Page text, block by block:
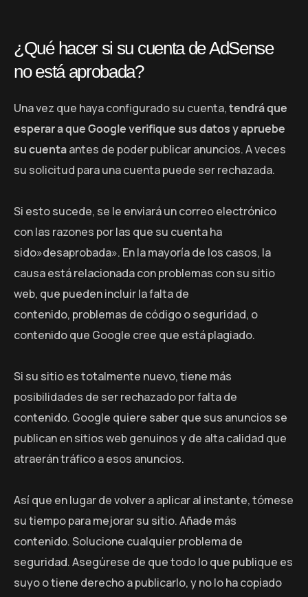
¿Qué hacer si su cuenta de AdSense
no está aprobada?
Una vez que haya configurado su cuenta,tendrá que
esperar a que Google verifique sus datos y apruebe
su cuentaantes de poder publicar anuncios. A veces
su solicitud para una cuenta puede ser rechazada.
Si esto sucede, se le enviará un correo electrónico
con las razones por las que su cuenta ha
sido»desaprobada». En la mayoría de los casos, la
causa está relacionada con problemas con su sitio
web, que pueden incluir la falta de
contenido, problemas de código o seguridad, o
contenido que Google cree que está plagiado.
Si su sitio es totalmente nuevo, tiene más
posibilidades de ser rechazado por falta de
contenido. Google quiere saber que sus anuncios se
publican en sitios web genuinos y de alta calidad que
atraerán tráfico a esos anuncios.
Así que en lugar de volver a aplicar al instante, tómese
su tiempo para mejorar su sitio. Añade más
contenido. Solucione cualquier problema de
seguridad. Asegúrese de que todo lo que publique es
suyo o tiene derecho a publicarlo, y no lo ha copiado